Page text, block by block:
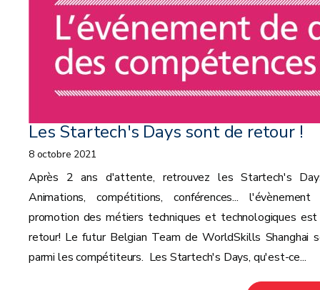
Les Startech's Days sont de retour !
8 octobre 2021
Après 2 ans d'attente, retrouvez les Startech's
Animations, compétitions, conférences...
promotion des métiers techniques et technologiques
retour! Le futur Belgian Team de WorldSkills Shanghai
parmi les compétiteurs. Les Startech's Days, qu'est-ce...